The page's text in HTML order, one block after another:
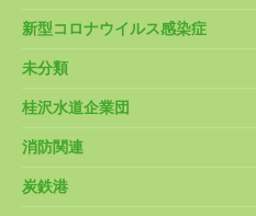
新型コロナウイルス感染症
未分類
桂沢水道企業団
消防関連
炭鉄港